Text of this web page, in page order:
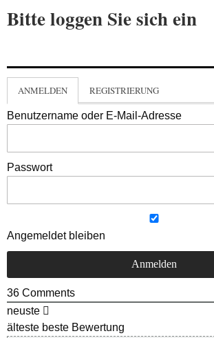
Bitte loggen Sie sich ein
ANMELDEN REGISTRIERUNG
Benutzername oder E-Mail-Adresse
Passwort
Angemeldet bleiben
36 Comments
neuste
älteste beste Bewertung